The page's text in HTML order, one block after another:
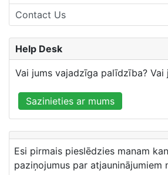
Contact Us
Help Desk
Vai jums vajadzīga palīdzība? Vai
Sazinieties ar mums
Esi pirmais pieslēdzies manam
paziņojumus par